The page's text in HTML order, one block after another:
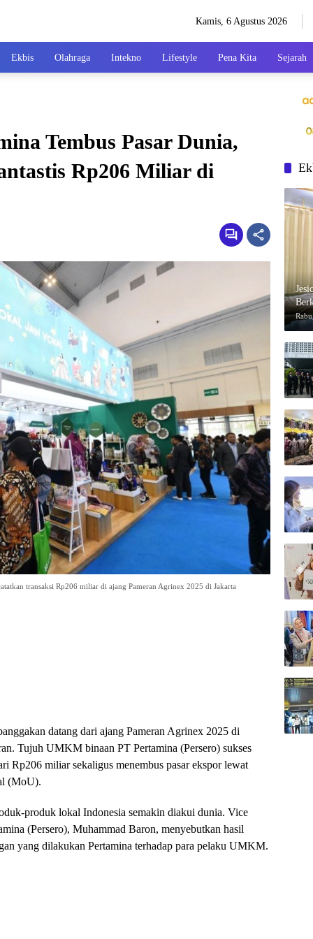
Kamis, 6 Agustus 2026
Ekbis Olahraga Intekno Lifestyle Pena Kita Sejarah
Tembus Pasar Dunia,
Rp206 Miliar di
transaksi Rp206 miliar di ajang Pameran Agrinex 2025 di Jakarta
datang dari ajang Pameran Agrinex 2025 di
Tujuh UMKM binaan PT Pertamina (Persero) sukses
Rp206 miliar sekaligus menembus pasar ekspor lewat
(MoU).
produk lokal Indonesia semakin diakui dunia. Vice
(Persero), Muhammad Baron, menyebutkan hasil
yang dilakukan Pertamina terhadap para pelaku UMKM.